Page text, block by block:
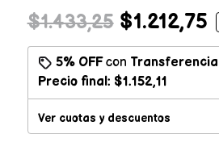
$1.433,25$1.212,75
5% OFFcon Transferencia
Precio final: $1.152,11
Ver cuotas y descuentos